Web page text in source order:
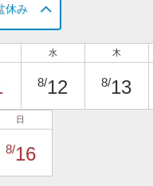
休み
水
8/12
木
8/13
日
8/16